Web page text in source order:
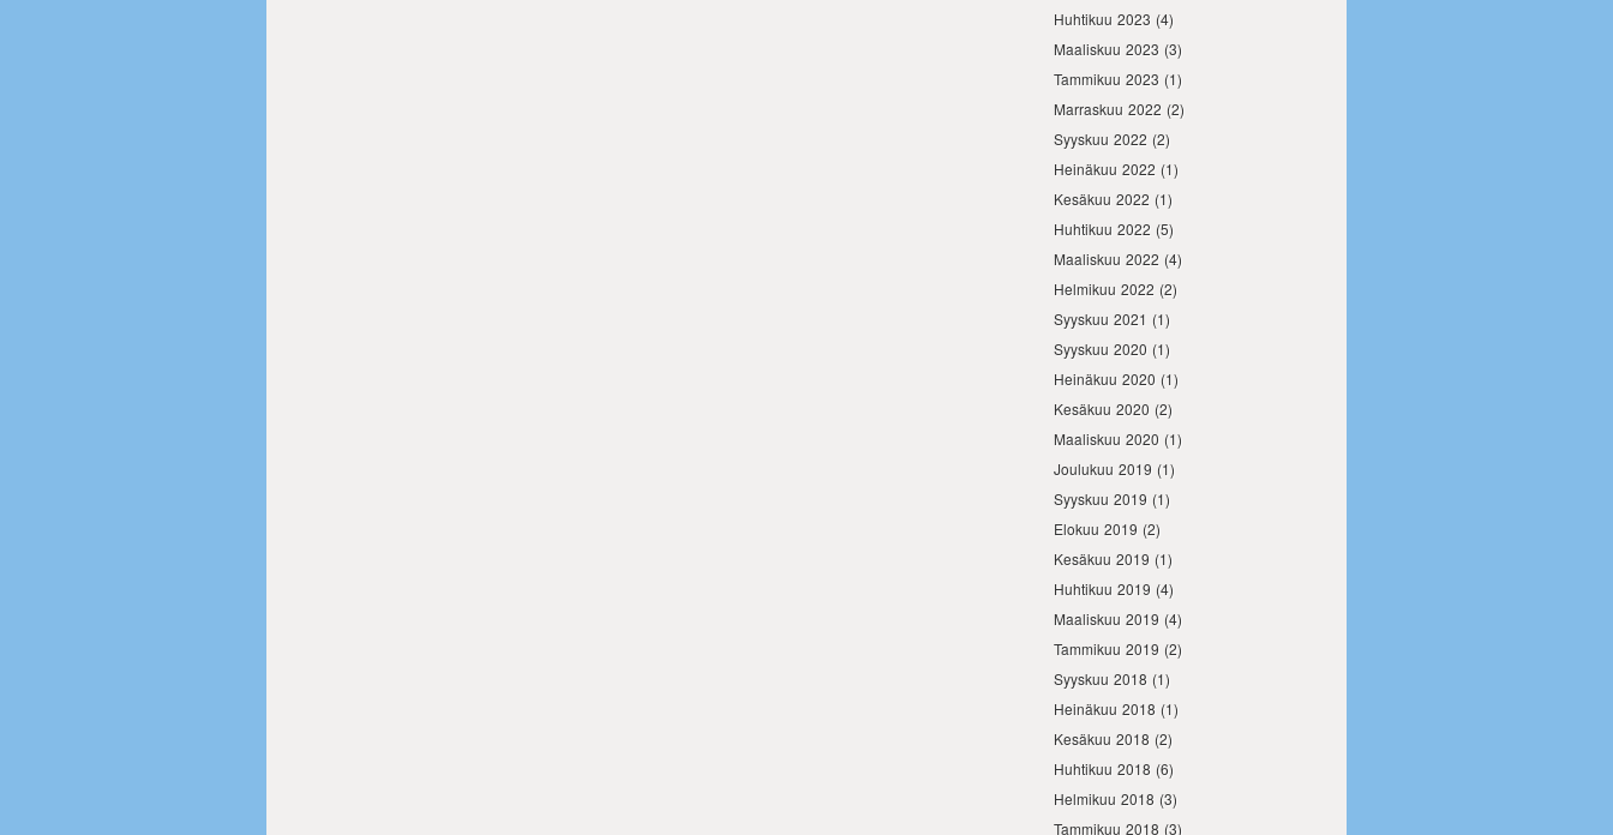
Huhtikuu 2023 (4)
Maaliskuu 2023 (3)
Tammikuu 2023 (1)
Marraskuu 2022 (2)
Syyskuu 2022 (2)
Heinäkuu 2022 (1)
Kesäkuu 2022 (1)
Huhtikuu 2022 (5)
Maaliskuu 2022 (4)
Helmikuu 2022 (2)
Syyskuu 2021 (1)
Syyskuu 2020 (1)
Heinäkuu 2020 (1)
Kesäkuu 2020 (2)
Maaliskuu 2020 (1)
Joulukuu 2019 (1)
Syyskuu 2019 (1)
Elokuu 2019 (2)
Kesäkuu 2019 (1)
Huhtikuu 2019 (4)
Maaliskuu 2019 (4)
Tammikuu 2019 (2)
Syyskuu 2018 (1)
Heinäkuu 2018 (1)
Kesäkuu 2018 (2)
Huhtikuu 2018 (6)
Helmikuu 2018 (3)
Tammikuu 2018 (3)